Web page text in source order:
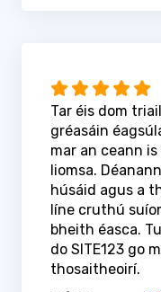
Tar éis dom
gréasáin
mar an ceann
liomsa.
húsáid agus a
líne cruthú
bheith éasca.
do SITE123 go
thosaitheoirí.